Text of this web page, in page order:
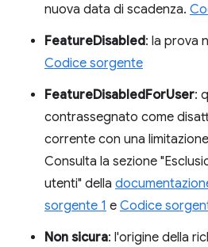
nuova data di scadenza.
FeatureDisabled: la prova
Codice sorgente
FeatureDisabledForUser:
contrassegnato come
corrente con una
Consulta la sezione
utenti" della
sorgente 1 e Codice
Non sicura: l'origine della